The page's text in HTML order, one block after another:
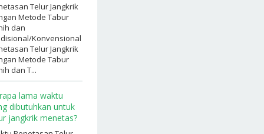
Telur Jangkrik
Metode Tabur
dan
Konvensional
Telur Jangkrik
Metode Tabur
dan T...
lama waktu
dibutuhkan untuk
jangkrik menetas?